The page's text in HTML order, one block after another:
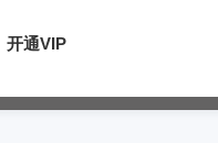
开通VIP